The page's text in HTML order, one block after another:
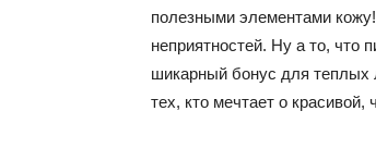
полезными элементами
неприятностей. Ну а то, что
шикарный бонус для теплых
тех, кто мечтает о